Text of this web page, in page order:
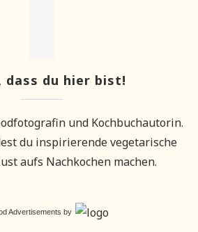
dass du hier bist!
und Kochbuchautorin.
du inspirierende vegetarische
aufs Nachkochen machen.
Advertisements by